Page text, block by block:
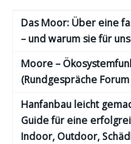
Das Moor: Über eine
– und warum sie für
Moore –
(Rundgespräche
Hanfanbau leicht
Guide für eine
Indoor, Outdoor,